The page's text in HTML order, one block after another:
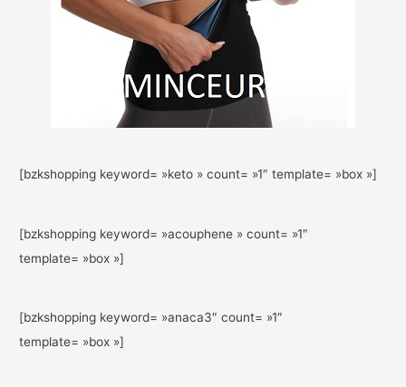
[bzkshopping keyword= »keto » count= »1″ template= »box »]
[bzkshopping keyword= »acouphene » count= »1″
template= »box »]
[bzkshopping keyword= »anaca3″ count= »1″
template= »box »]